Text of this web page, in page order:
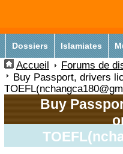
Dossiers Islamiates
Accueil
Forums de
Buy Passport, drivers
Buy